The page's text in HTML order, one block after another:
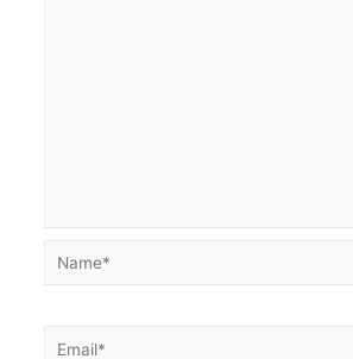
Name*
Email*